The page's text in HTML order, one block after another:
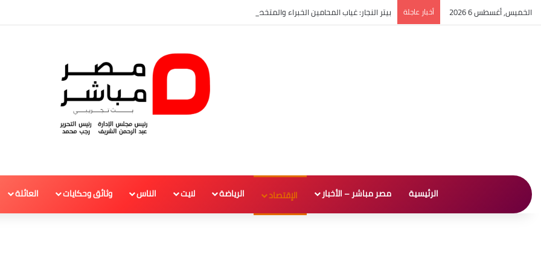
الخميس, أغسطس 6 2026 أخبار عاجلة بيتر النجار: غياب المحامين الخبراء والمتخصصين أفشل مشروع قانون الأحوال الشخصية.
الرئيسية مصر مباشر – الأخبار الإقتصاد الرياضة لايت الناس وثائق وحكايات العائلة